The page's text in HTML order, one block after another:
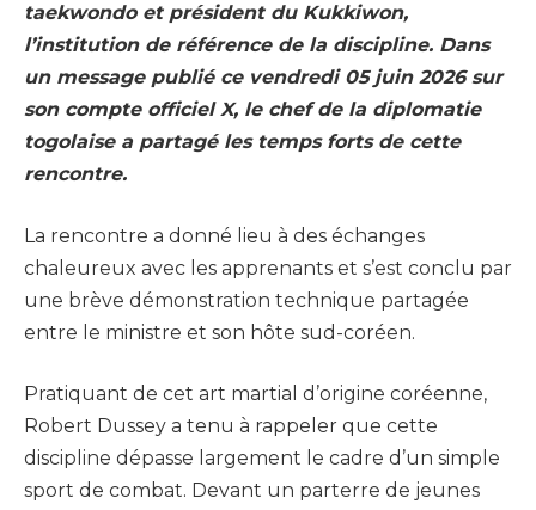
taekwondo et président du Kukkiwon,
l’institution de référence de la discipline. Dans
un message publié ce vendredi 05 juin 2026 sur
son compte officiel X, le chef de la diplomatie
togolaise a partagé les temps forts de cette
rencontre.
La rencontre a donné lieu à des échanges
chaleureux avec les apprenants et s’est conclu par
une brève démonstration technique partagée
entre le ministre et son hôte sud-coréen.
Pratiquant de cet art martial d’origine coréenne,
Robert Dussey a tenu à rappeler que cette
discipline dépasse largement le cadre d’un simple
sport de combat. Devant un parterre de jeunes